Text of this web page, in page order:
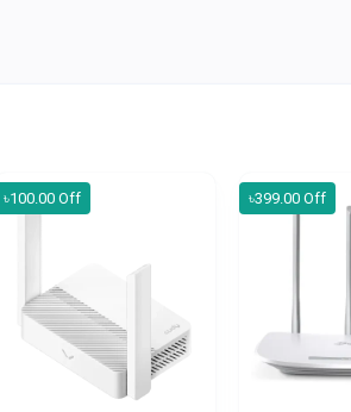
৳100.00 Off ৳399.00 Off